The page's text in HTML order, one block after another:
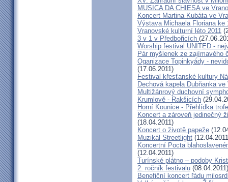
MUSICA DA CHIESA ve
Koncert Martina Kubáta ve
Výstava Michaela Floriana ke
Vranovské kulturní léto 2011
3 v 1 v Předbořicích
Worship festival UNITED -
Pár myšlenek ze zajímavého
Oganizace Topinkyády -
(17.06.2011)
Festival křesťanské kultury
Dechová kapela Dubňanka
Multižánrový duchovní
Krumlově - Rakšicích
Horní Kounice - Přehlídka
Koncert a zároveň jedinečný
(18.04.2011)
Koncert o životě papeže
Muzikál Streetlight
Koncertní Pocta
(12.04.2011)
Turínské plátno – podoby
2. ročník festivalu (08.04.2011)
Benefiční koncert řádu